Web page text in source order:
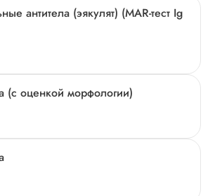
антитела (эякулят) (MAR-тест Ig
(с оценкой морфологии)